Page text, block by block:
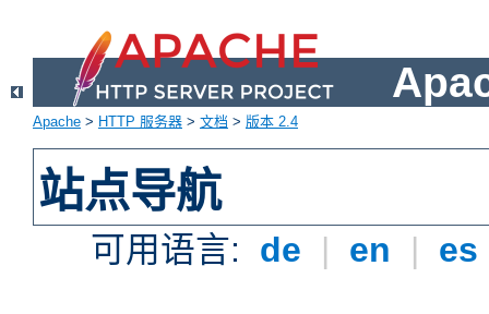
Apache > HTTP 服务器 > 文档 > 版本 2.4
站点导航
可用语言: de | en | es